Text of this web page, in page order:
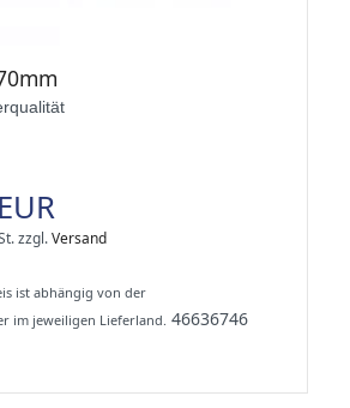
zzgl.Versand
ist abhängig von der
im jeweiligen Lieferland. 46636746